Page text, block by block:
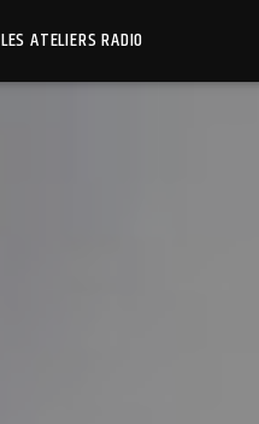
LES ATELIERS RADIO